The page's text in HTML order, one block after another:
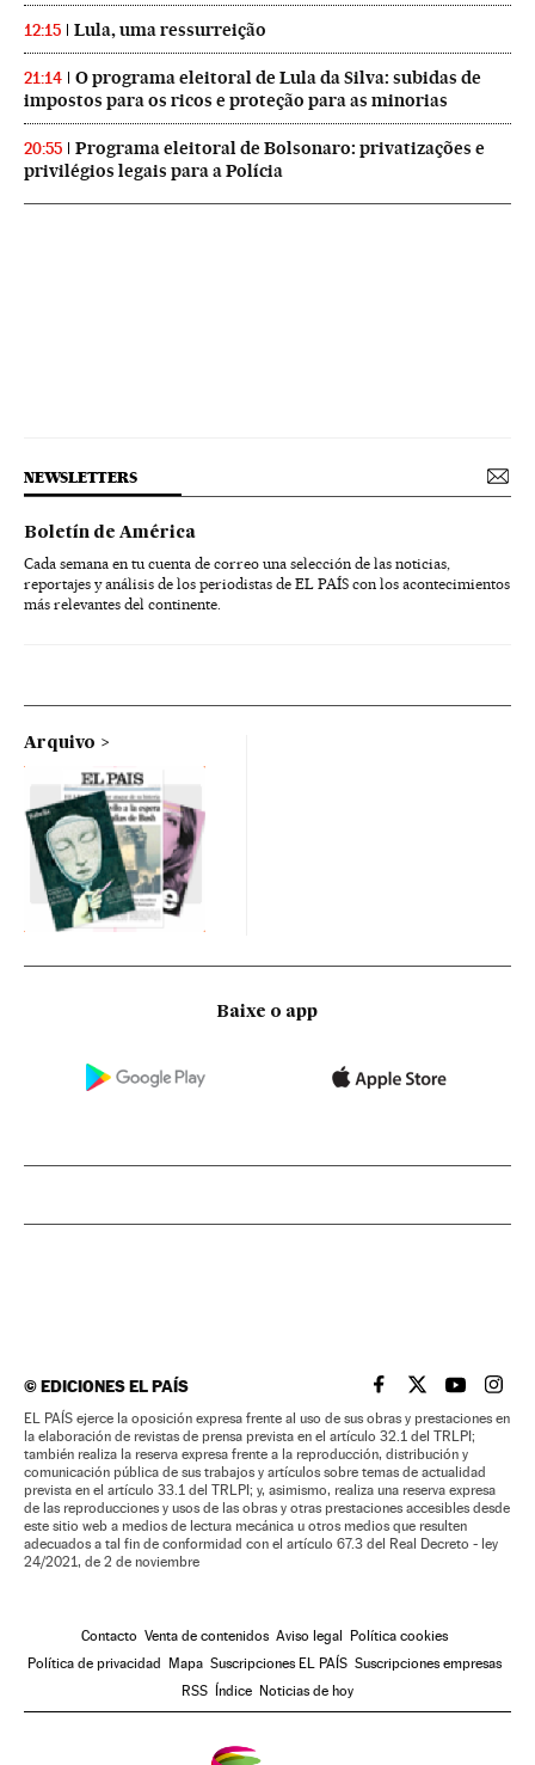
12:15 Lula, uma ressurreição
21:14
O programa eleitoral de Lula da Silva: subidas de
impostos para os ricos e proteção para as minorias
20:55
Programa eleitoral de Bolsonaro: privatizações e
privilégios legais para a Polícia
NEWSLETTERS
Boletín de América
Cada semana en tu cuenta de correo una selección de las noticias,
reportajes y análisis de los periodistas de EL PAÍS con los acontecimientos
más relevantes del continente.
Arquivo
Baixe o app
©EDICIONES EL PAÍS EL PAÍS BRASIL EN
EL PAÍSEL PAÍS
EL
EL PAÍS ejerce la oposición expresa frente al uso de sus obras y prestaciones en
la elaboración de revistas de prensa prevista en el artículo 32.1 del TRLPI;
también realiza la reserva expresa frente a la reproducción, distribución y
comunicación pública de sus trabajos y artículos sobre temas de actualidad
prevista en el artículo 33.1 del TRLPI; y, asimismo, realiza una reserva expresa
de las reproducciones y usos de las obras y otras prestaciones accesibles desde
este sitio web a medios de lectura mecánica u otros medios que resulten
adecuados a tal fin de conformidad con el artículo 67.3 del Real Decreto - ley
24/2021, de 2 de noviembre
Contacto Venta de contenidos Aviso legal
Política cookies
Política de privacidad
Mapa Suscripciones EL PAÍS Suscripciones empresas
RSS
Índice Noticias de hoy